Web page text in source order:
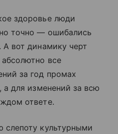
здоровье люди
точно — ошибались
вот динамику черт
все
за год промах
а для изменений за всю
ответе.
слепоту культурными